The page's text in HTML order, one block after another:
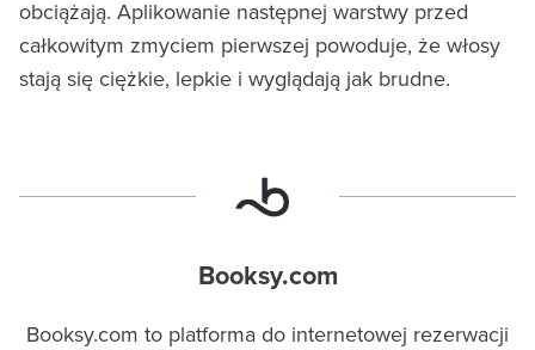
obciążają. Aplikowanie następnej warstwy przed
całkowitym zmyciem pierwszej powoduje, że włosy
stają się ciężkie, lepkie i wyglądają jak brudne.
Booksy.com
Booksy.com to platforma do internetowej rezerwacji